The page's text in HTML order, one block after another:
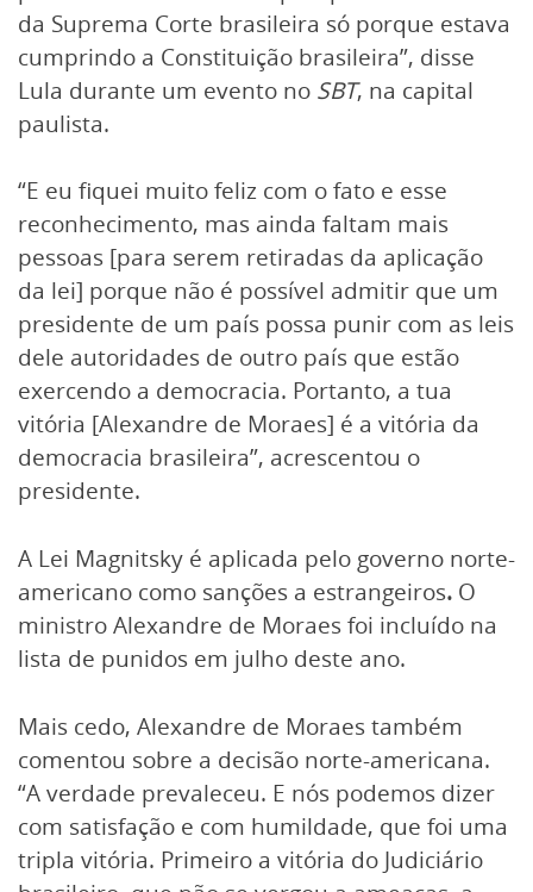
da Suprema Corte brasileira só porque estava
cumprindo a Constituição brasileira”, disse
Lula durante um evento no SBT, na capital
paulista.
“E eu fiquei muito feliz com o fato e esse
reconhecimento, mas ainda faltam mais
pessoas [para serem retiradas da aplicação
da lei] porque não é possível admitir que um
presidente de um país possa punir com as leis
dele autoridades de outro país que estão
exercendo a democracia. Portanto, a tua
vitória [Alexandre de Moraes] é a vitória da
democracia brasileira”, acrescentou o
presidente.
A Lei Magnitsky é aplicada pelo governo norte-
americano como sanções a estrangeiros. O
ministro Alexandre de Moraes foi incluído na
lista de punidos em julho deste ano.
Mais cedo, Alexandre de Moraes também
comentou sobre a decisão norte-americana.
“A verdade prevaleceu. E nós podemos dizer
com satisfação e com humildade, que foi uma
tripla vitória. Primeiro a vitória do Judiciário